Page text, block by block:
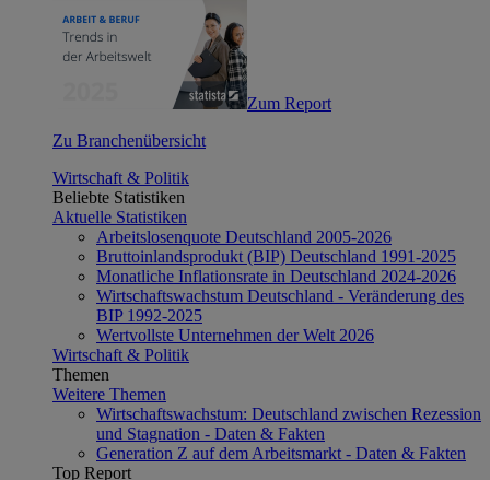
Zum Report
Zu Branchenübersicht
Wirtschaft & Politik
Beliebte Statistiken
Aktuelle Statistiken
Arbeitslosenquote Deutschland 2005-2026
Bruttoinlandsprodukt (BIP) Deutschland 1991-2025
Monatliche Inflationsrate in Deutschland 2024-2026
Wirtschaftswachstum Deutschland - Veränderung des
BIP 1992-2025
Wertvollste Unternehmen der Welt 2026
Wirtschaft & Politik
Themen
Weitere Themen
Wirtschaftswachstum: Deutschland zwischen Rezession
und Stagnation - Daten & Fakten
Generation Z auf dem Arbeitsmarkt - Daten & Fakten
Top Report